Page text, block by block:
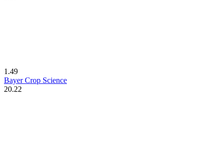
1.49
Bayer Crop Science
20.22